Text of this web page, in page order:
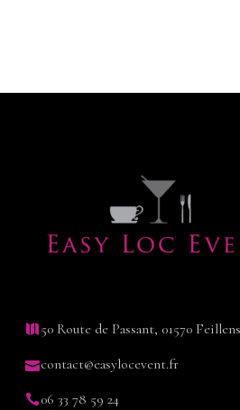
50 Route de Passant, 01570 Feillens
contact@easylocevent.fr
06 33 78 59 24